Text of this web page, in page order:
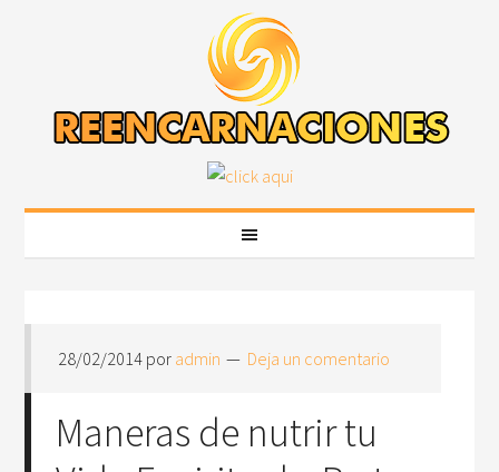
28/02/2014 por admin Deja un comentario
Maneras de nutrir tu